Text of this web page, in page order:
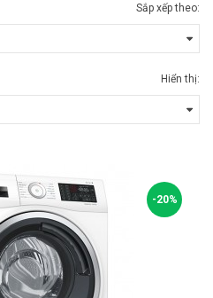
Sắp xếp theo:
Hiển thị:
-20%